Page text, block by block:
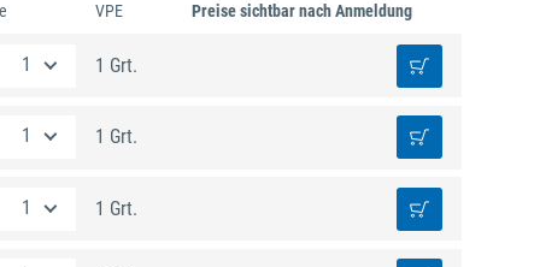
VPE Preise sichtbar nach Anmeldung
1 Grt.
1 Grt.
1 Grt.